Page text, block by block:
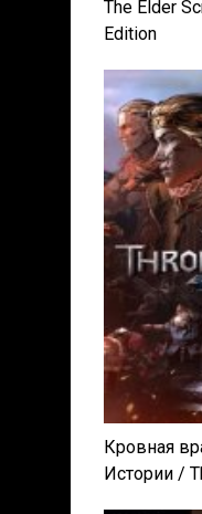
The Elder
Edition
Кровная
Истории /